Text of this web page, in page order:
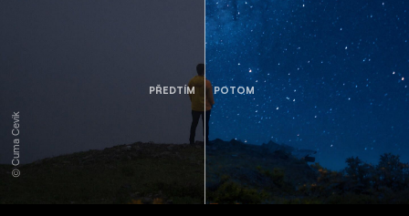
PŘEDTÍM POTOM
© Cuma Cevik